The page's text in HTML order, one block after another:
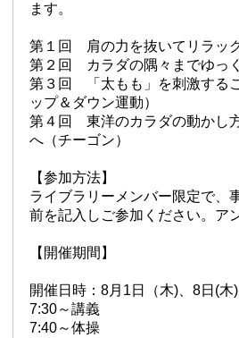
ます。
第１回 肩の力を抜いてリラッ
第２回 カラダの隅々までゆっ
第３回 「太もも」を刺激する
ップ＆ダウン運動）
第４回 東洋のカラダの動かし
へ（チーゴン）
【参加方法】
ライブラリーメンバー限定で、
前を記入しご参加ください。ア
【開催期間】
開催日時：8月1日（木)、8日(
7:30～講義
7:40～体操